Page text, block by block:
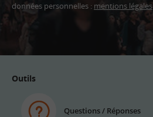
données personnelles : mentions légales
Outils
Questions / Réponses